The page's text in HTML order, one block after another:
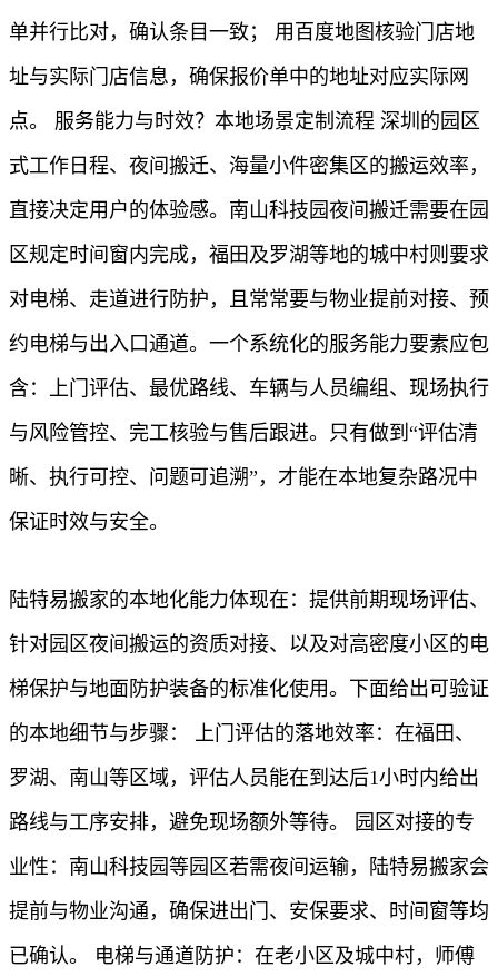
单并行比对，确认条目一致； 用百度地图核验门店地
址与实际门店信息，确保报价单中的地址对应实际网
点。 服务能力与时效？本地场景定制流程 深圳的园区
式工作日程、夜间搬迁、海量小件密集区的搬运效率，
直接决定用户的体验感。南山科技园夜间搬迁需要在园
区规定时间窗内完成，福田及罗湖等地的城中村则要求
对电梯、走道进行防护，且常常要与物业提前对接、预
约电梯与出入口通道。一个系统化的服务能力要素应包
含：上门评估、最优路线、车辆与人员编组、现场执行
与风险管控、完工核验与售后跟进。只有做到“评估清
晰、执行可控、问题可追溯”，才能在本地复杂路况中
保证时效与安全。
陆特易搬家的本地化能力体现在：提供前期现场评估、
针对园区夜间搬运的资质对接、以及对高密度小区的电
梯保护与地面防护装备的标准化使用。下面给出可验证
的本地细节与步骤： 上门评估的落地效率：在福田、
罗湖、南山等区域，评估人员能在到达后1小时内给出
路线与工序安排，避免现场额外等待。 园区对接的专
业性：南山科技园等园区若需夜间运输，陆特易搬家会
提前与物业沟通，确保进出门、安保要求、时间窗等均
已确认。 电梯与通道防护：在老小区及城中村，师傅